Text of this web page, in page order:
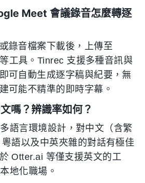
Meet 會議錄音怎麼轉逐
錄音檔案下載後，上傳至
工具。Tinrec 支援多種音訊與
可自動生成逐字稿與紀要，無
可能不精準的即時字幕。
嗎？辨識率如何？
語言環境設計，對中文（含繁
語以及中英夾雜的對話有極佳
Otter.ai 等僅支援英文的工
地化職場。